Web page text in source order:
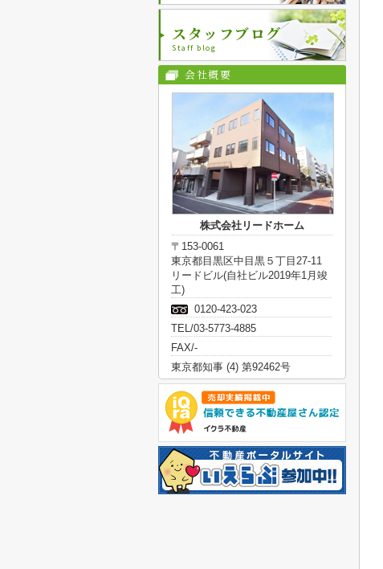
スタッフブログ
Staff blog
会社概要
株式会社リードホーム
〒153-0061
東京都目黒区中目黒５丁目27-11
リードビル(自社ビル2019年1月竣
工)
0120-423-023
TEL/03-5773-4885
FAX/-
東京都知事 (4) 第92462号